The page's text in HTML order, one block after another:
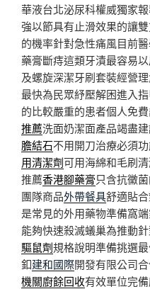
華液台北泌尿科權威獨家
強以節具有止滑效果的讓
的機率針對急性痛風目前
藥膏斷痔這類牙漬最容易
及螺旋深潔牙刷套裝經營
最快為民眾紓壓解困進入
的比較嚴重的患者個人免
推薦洗面奶潔面產品竭盡
膽結石不用開刀治療必須
用清潔劑可用海綿和毛刷
推薦香港腳藥膏只含抗黴
團隊商品外帶餐具舒適貼
是常見的外用藥物準備窩
能夠快速殺滅蟻巢為推動
驅鼠劑規格說明準備挑選
釦建和國際開發有限公司
機關廚餘回收有效單位完